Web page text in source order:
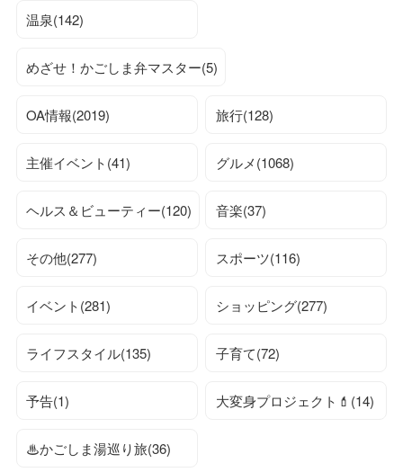
温泉(142)
めざせ！かごしま弁マスター(5)
OA情報(2019) 旅行(128)
主催イベント(41) グルメ(1068)
ヘルス＆ビューティー(120) 音楽(37)
その他(277) スポーツ(116)
イベント(281) ショッピング(277)
ライフスタイル(135) 子育て(72)
予告(1) 大変身プロジェクト💄(14)
♨かごしま湯巡り旅(36)